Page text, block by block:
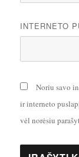
INTERNETO
Noriu savo
ir interneto
vėl norėsiu